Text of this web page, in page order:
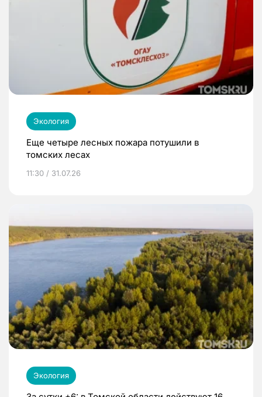
Экология
Еще четыре лесных пожара потушили в
томских лесах
11:30 / 31.07.26
Экология